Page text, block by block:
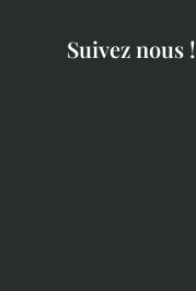
Suivez nous !